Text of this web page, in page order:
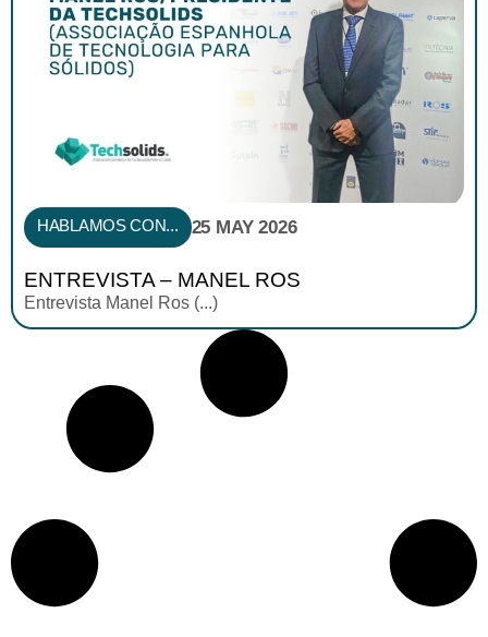
HABLAMOS CON... 25 MAY 2026
ENTREVISTA – MANEL ROS
Entrevista Manel Ros (...)